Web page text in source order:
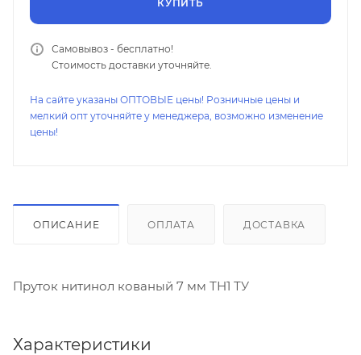
КУПИТЬ
Самовывоз - бесплатно!
Стоимость доставки уточняйте.
На сайте указаны ОПТОВЫЕ цены! Розничные цены и
мелкий опт уточняйте у менеджера, возможно изменение
цены!
ОПИСАНИЕ ОПЛАТА ДОСТАВКА
Пруток нитинол кованый 7 мм ТН1 ТУ
Характеристики